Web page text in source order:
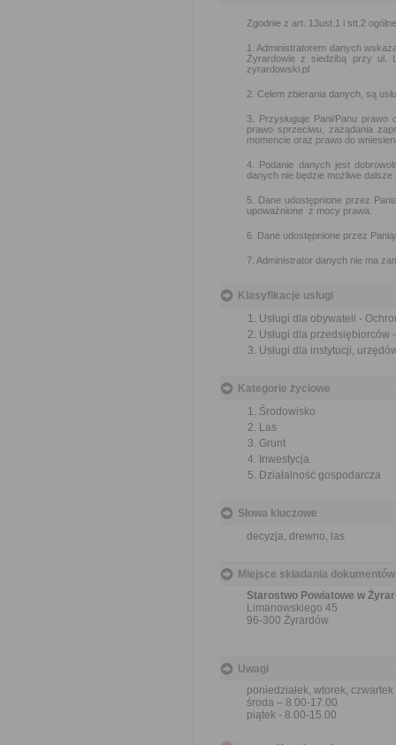
Zgodnie z art. 13ust.1 i stt.2
1. Administratorem danych
Żyrardowie z siedzibą przy ul.
zyrardowski.pl
2. Celem zbierania danych, są
3. Przysługuje Pani/Panu
prawo sprzeciwu, zażądania
momencie oraz prawo do
4. Podanie danych jest
danych nie będzie możliwe dalsze
5. Dane udostępnione przez
upoważnione z mocy prawa.
6. Dane udostępnione przez
7. Administrator danych nie ma
Klasyfikacje usługi
Usługi dla obywateli -
Usługi dla
Usługi dla instytucji,
Kategorie życiowe
Środowisko
Las
Grunt
Inwestycja
Działalność gospodarcza
Słowa kluczowe
decyzja, drewno, las
Miejsce składania dokumentów
Starostwo Powiatowe w
Limanowskiego 45
96-300 Żyrardów
Uwagi
poniedziałek, wtorek,
środa – 8.00-17.00
piątek - 8.00-15.00